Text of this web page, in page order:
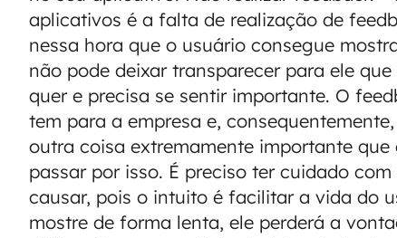
aplicativos é a falta de realização de
nessa hora que o usuário consegue
não pode deixar transparecer para ele
quer e precisa se sentir importante. O
tem para a empresa e,
outra coisa extremamente importante que
passar por isso. É preciso ter cuidado
causar, pois o intuito é facilitar a vida do
mostre de forma lenta, ele perderá a